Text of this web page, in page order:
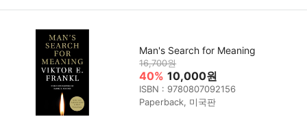
Man's Search for Meaning
16,700원
40% 10,000원
ISBN : 9780807092156
Paperback, 미국판